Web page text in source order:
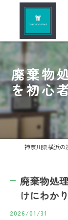
廃棄物
を初心
廃棄物処
けにわか
2026/01/31